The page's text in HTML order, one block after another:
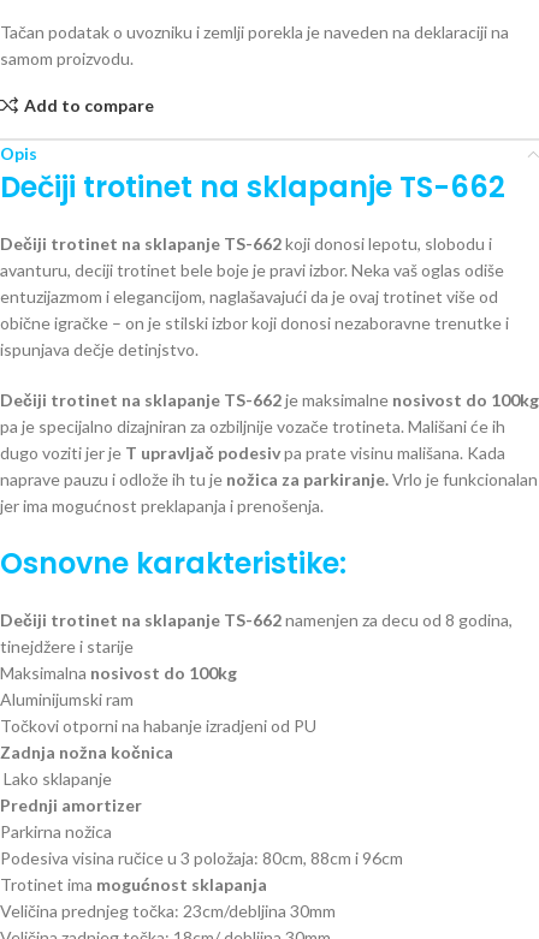
Tačan podatak o uvozniku i zemlji porekla je naveden na deklaraciji na
samom proizvodu.
Add to compare
Opis
Dečiji trotinet na sklapanje TS-662
Dečiji trotinet na sklapanje TS-662koji donosi lepotu, slobodu i
avanturu, deciji trotinet bele boje je pravi izbor. Neka vaš oglas odiše
entuzijazmom i elegancijom, naglašavajući da je ovaj trotinet više od
obične igračke – on je stilski izbor koji donosi nezaboravne trenutke i
ispunjava dečje detinjstvo.
Dečiji trotinet na sklapanje TS-662je maksimalne nosivost do 100kg
pa je specijalno dizajniran za ozbiljnije vozače trotineta. Mališani će ih
dugo voziti jer je T upravljač podesivpa prate visinu mališana. Kada
naprave pauzu i odlože ih tu je nožica za parkiranje.Vrlo je funkcionalan
jer ima mogućnost preklapanja i prenošenja.
Osnovne karakteristike:
Dečiji trotinet na sklapanje TS-662namenjen za decu od 8 godina,
tinejdžere i starije
Maksimalna nosivost do 100kg
Aluminijumski ram
Točkovi otporni na habanje izradjeni od PU
Zadnja nožna kočnica
Lako sklapanje
Prednji amortizer
Parkirna nožica
Podesiva visina ručice u 3 položaja: 80cm, 88cm i 96cm
Trotinet ima mogućnost sklapanja
Veličina prednjeg točka: 23cm/debljina 30mm